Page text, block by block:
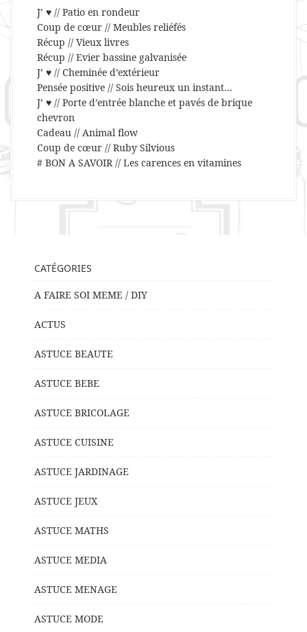
J’ ♥ // Patio en rondeur
Coup de cœur // Meubles reliéfés
Récup // Vieux livres
Récup // Evier bassine galvanisée
J’ ♥ // Cheminée d’extérieur
Pensée positive // Sois heureux un instant…
J’ ♥ // Porte d’entrée blanche et pavés de brique
chevron
Cadeau // Animal flow
Coup de cœur // Ruby Silvious
# BON A SAVOIR // Les carences en vitamines
CATÉGORIES
A FAIRE SOI MEME / DIY
ACTUS
ASTUCE BEAUTE
ASTUCE BEBE
ASTUCE BRICOLAGE
ASTUCE CUISINE
ASTUCE JARDINAGE
ASTUCE JEUX
ASTUCE MATHS
ASTUCE MEDIA
ASTUCE MENAGE
ASTUCE MODE